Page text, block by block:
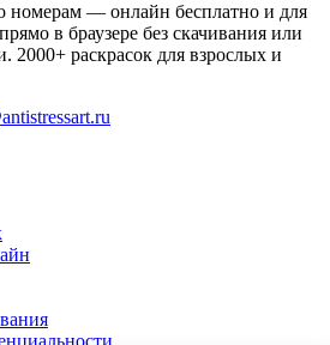
номерам — онлайн бесплатно и для
в браузере без скачивания или
2000+ раскрасок для взрослых и